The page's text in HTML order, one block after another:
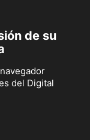
de su
del Digital